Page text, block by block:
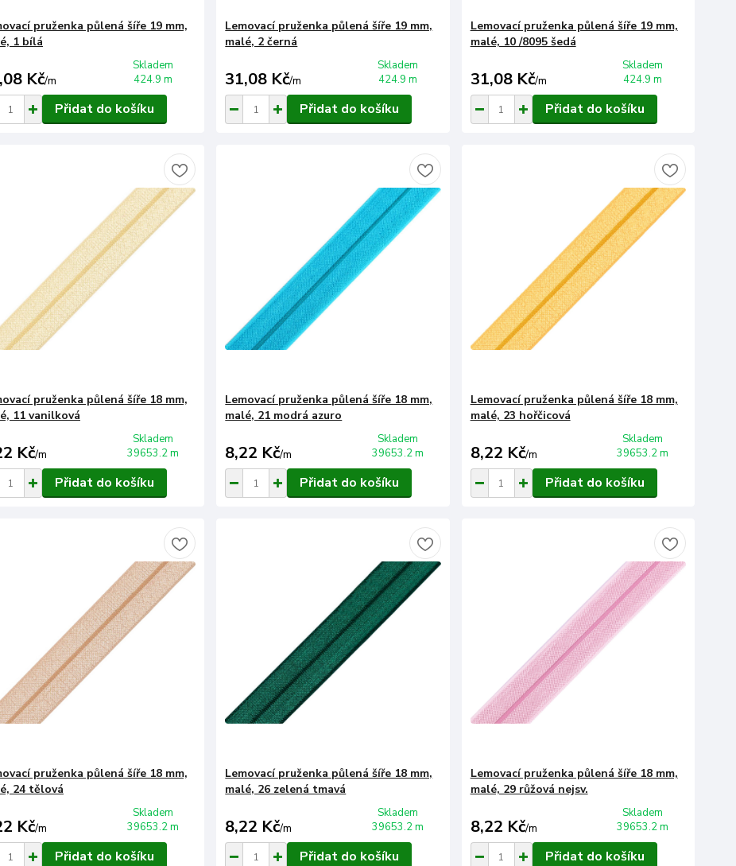
pruženka půlená šíře 19 mm,
1 bílá
Kč/m
Skladem
424.9 m
Přidat do košíku
Lemovací pruženka půlená šíře 19 mm,
malé, 2 černá
31,08 Kč/m
Skladem
424.9 m
Přidat do košíku
Lemovací pruženka půlená šíře 19 mm,
malé, 10 /8095 šedá
31,08 Kč/m
Skladem
424.9 m
Přidat do košíku
pruženka půlená šíře 18 mm,
11 vanilková
Kč/m
Skladem
39653.2 m
Přidat do košíku
Lemovací pruženka půlená šíře 18 mm,
malé, 21 modrá azuro
8,22 Kč/m
Skladem
39653.2 m
Přidat do košíku
Lemovací pruženka půlená šíře 18 mm,
malé, 23 hořčicová
8,22 Kč/m
Skladem
39653.2 m
Přidat do košíku
pruženka půlená šíře 18 mm,
24 tělová
Kč/m
Skladem
39653.2 m
Přidat do košíku
Lemovací pruženka půlená šíře 18 mm,
malé, 26 zelená tmavá
8,22 Kč/m
Skladem
39653.2 m
Přidat do košíku
Lemovací pruženka půlená šíře 18 mm,
malé, 29 růžová nejsv.
8,22 Kč/m
Skladem
39653.2 m
Přidat do košíku